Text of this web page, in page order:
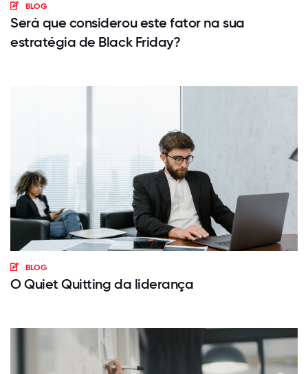
BLOG
Será que considerou este fator na sua
estratégia de Black Friday?
BLOG
O Quiet Quitting da liderança